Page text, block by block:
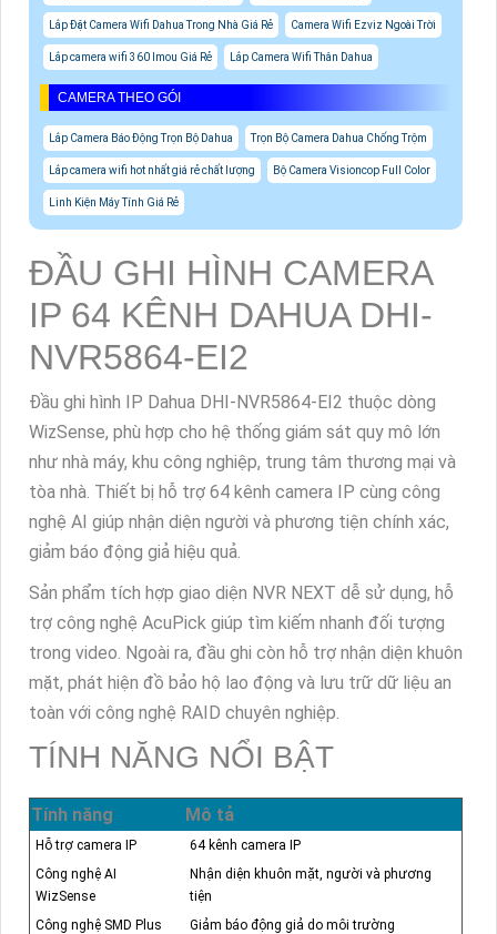
Lắp Đặt Camera Wifi Dahua Trong Nhà Giá Rẻ Camera Wifi Ezviz Ngoài Trời
Lắp camera wifi 360 Imou Giá Rẻ Lắp Camera Wifi Thân Dahua
CAMERA THEO GÓI
Lắp Camera Báo Động Trọn Bộ Dahua Trọn Bộ Camera Dahua Chống Trộm
Lắp camera wifi hot nhất giá rẻ chất lượng Bộ Camera Visioncop Full Color
Linh Kiện Máy Tính Giá Rẻ
ĐẦU GHI HÌNH CAMERA
IP 64 KÊNH DAHUA DHI-
NVR5864-EI2
Đầu ghi hình IP Dahua DHI-NVR5864-EI2 thuộc dòng
WizSense, phù hợp cho hệ thống giám sát quy mô lớn
như nhà máy, khu công nghiệp, trung tâm thương mại và
tòa nhà. Thiết bị hỗ trợ 64 kênh camera IP cùng công
nghệ AI giúp nhận diện người và phương tiện chính xác,
giảm báo động giả hiệu quả.
Sản phẩm tích hợp giao diện NVR NEXT dễ sử dụng, hỗ
trợ công nghệ AcuPick giúp tìm kiếm nhanh đối tượng
trong video. Ngoài ra, đầu ghi còn hỗ trợ nhận diện khuôn
mặt, phát hiện đồ bảo hộ lao động và lưu trữ dữ liệu an
toàn với công nghệ RAID chuyên nghiệp.
TÍNH NĂNG NỔI BẬT
Tính năng Mô tả
Hỗ trợ camera IP
64 kênh camera IP
Công nghệ AI
WizSense
Nhận diện khuôn mặt, người và phương
tiện
Công nghệ SMD Plus
Giảm báo động giả do môi trường